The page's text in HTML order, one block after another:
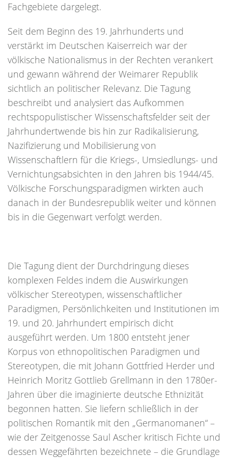
Fachgebiete dargelegt.
Seit dem Beginn des 19. Jahrhunderts und
verstärkt im Deutschen Kaiserreich war der
völkische Nationalismus in der Rechten verankert
und gewann während der Weimarer Republik
sichtlich an politischer Relevanz. Die Tagung
beschreibt und analysiert das Aufkommen
rechtspopulistischer Wissenschaftsfelder seit der
Jahrhundertwende bis hin zur Radikalisierung,
Nazifizierung und Mobilisierung von
Wissenschaftlern für die Kriegs-, Umsiedlungs- und
Vernichtungsabsichten in den Jahren bis 1944/45.
Völkische Forschungsparadigmen wirkten auch
danach in der Bundesrepublik weiter und können
bis in die Gegenwart verfolgt werden.
Die Tagung dient der Durchdringung dieses
komplexen Feldes indem die Auswirkungen
völkischer Stereotypen, wissenschaftlicher
Paradigmen, Persönlichkeiten und Institutionen im
19. und 20. Jahrhundert empirisch dicht
ausgeführt werden. Um 1800 entsteht jener
Korpus von ethnopolitischen Paradigmen und
Stereotypen, die mit Johann Gottfried Herder und
Heinrich Moritz Gottlieb Grellmann in den 1780er-
Jahren über die imaginierte deutsche Ethnizität
begonnen hatten. Sie liefern schließlich in der
politischen Romantik mit den „Germanomanen“ –
wie der Zeitgenosse Saul Ascher kritisch Fichte und
dessen Weggefährten bezeichnete – die Grundlage